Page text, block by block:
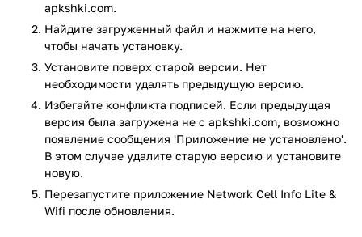
apkshki.com.
Найдите загруженный файл и нажмите на него,
чтобы начать установку.
Установите поверх старой версии. Нет
необходимости удалять предыдущую версию.
Избегайте конфликта подписей. Если предыдущая
версия была загружена не с apkshki.com, возможно
появление сообщения 'Приложение не установлено'.
В этом случае удалите старую версию и установите
новую.
Перезапустите приложениe Network Cell Info Lite &
Wifi после обновления.